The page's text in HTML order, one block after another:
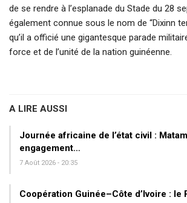
de se rendre à l’esplanade du Stade du 28
également connue sous le nom de “Dixinn
qu’il a officié une gigantesque parade
force et de l’unité de la nation guinéenne.
A LIRE AUSSI
Journée africaine de l’état civil :
engagement…
7 Août 2026 - 20:35
Coopération Guinée–Côte d’Ivoire : le